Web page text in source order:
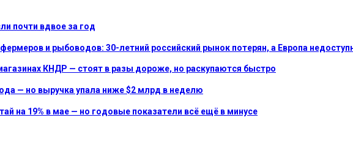
почти вдвое за год
и рыбоводов: 30-летний российский рынок потерян, а Европа
КНДР — стоят в разы дороже, но раскупаются быстро
— но выручка упала ниже $2 млрд в неделю
на 19% в мае — но годовые показатели всё ещё в минусе